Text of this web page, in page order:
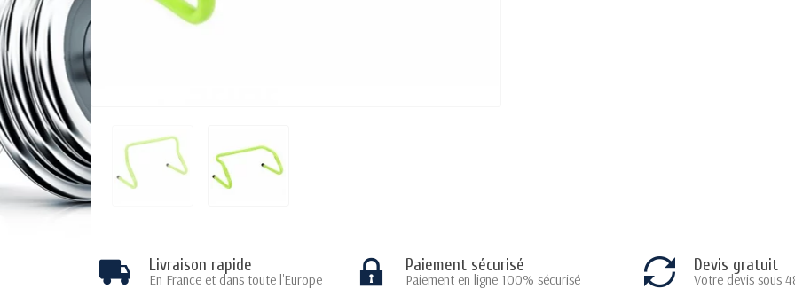
Livraison rapide
En France et dans toute l'Europe
Paiement sécurisé
Paiement en ligne 100% sécurisé
Devis gratuit
Votre devis sous